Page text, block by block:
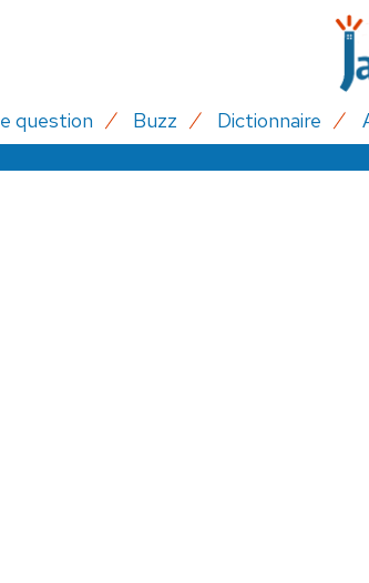
question Buzz Dictionnaire